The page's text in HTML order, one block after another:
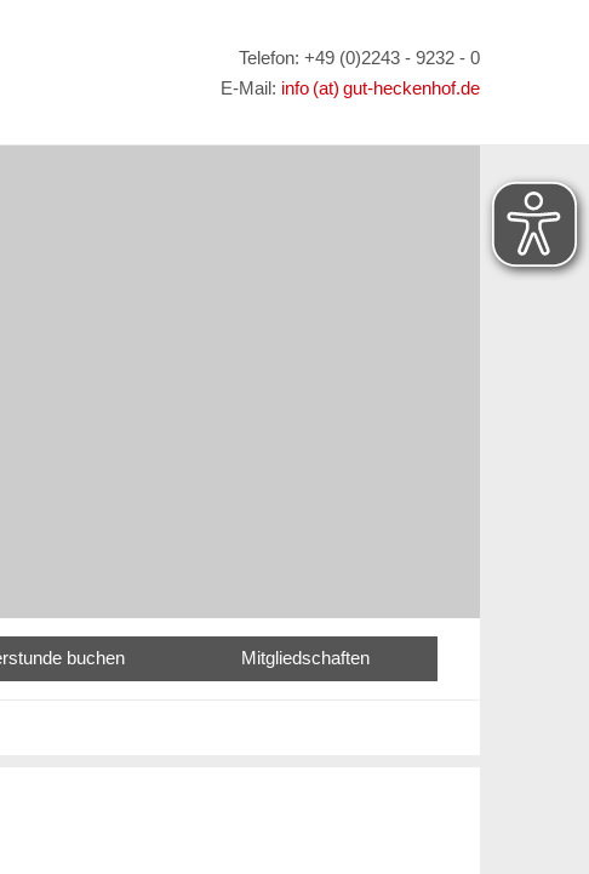
Telefon: +49 (0)2243 - 9232 - 0
E-Mail: info (at) gut-heckenhof.de
buchen Mitgliedschaften